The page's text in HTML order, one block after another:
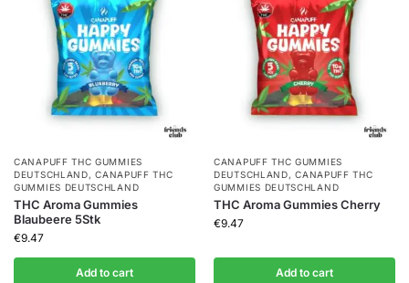
CANAPUFF THC GUMMIES​
DEUTSCHLAND,CANAPUFF THC
GUMMIES​ DEUTSCHLAND
THC Aroma Gummies
Blaubeere 5Stk
€9.47
Add to cart
CANAPUFF THC GUMMIES​
DEUTSCHLAND,CANAPUFF THC
GUMMIES​ DEUTSCHLAND
THC Aroma Gummies Cherry
€9.47
Add to cart